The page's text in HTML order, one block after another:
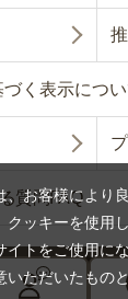
く表示につい
質問FAQ
、お客様により
ッキーを使用
イトをご使用に
いただいたもの